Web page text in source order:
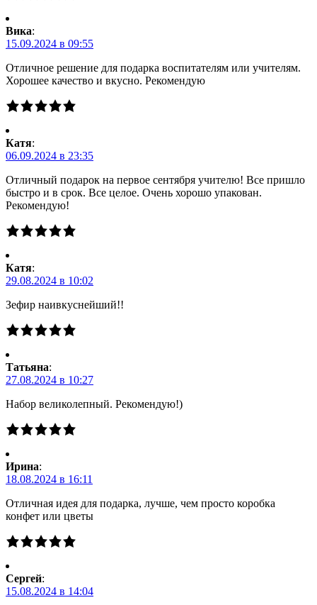
Вика:
15.09.2024 в 09:55
Отличное решение для подарка воспитателям или учителям.
Хорошее качество и вкусно. Рекомендую
Катя:
06.09.2024 в 23:35
Отличный подарок на первое сентября учителю! Все пришло
быстро и в срок. Все целое. Очень хорошо упакован.
Рекомендую!
Катя:
29.08.2024 в 10:02
Зефир наивкуснейший!!
Татьяна:
27.08.2024 в 10:27
Набор великолепный. Рекомендую!)
Ирина:
18.08.2024 в 16:11
Отличная идея для подарка, лучше, чем просто коробка
конфет или цветы
Сергей:
15.08.2024 в 14:04